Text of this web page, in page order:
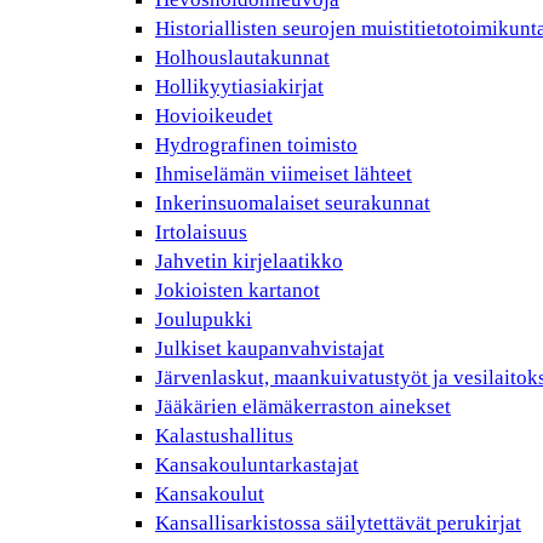
Historiallisten seurojen
Holhouslautakunnat
Hollikyytiasiakirjat
Hovioikeudet
Hydrografinen toimisto
Ihmiselämän viimeiset lähteet
Inkerinsuomalaiset seurakunnat
Irtolaisuus
Jahvetin kirjelaatikko
Jokioisten kartanot
Joulupukki
Julkiset kaupanvahvistajat
Järvenlaskut, maankuivatustyöt ja
Jääkärien elämäkerraston ainekset
Kalastushallitus
Kansakouluntarkastajat
Kansakoulut
Kansallisarkistossa säilytettävät perukirjat